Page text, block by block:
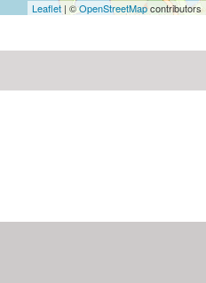
Leaflet | ©OpenStreetMapcontributors